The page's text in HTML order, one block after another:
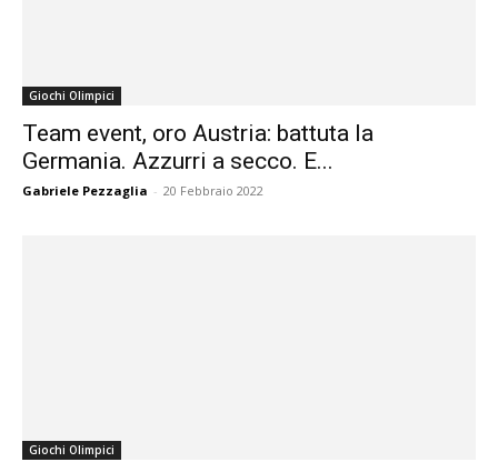
Giochi Olimpici
Team event, oro Austria: battuta la
Germania. Azzurri a secco. E...
Gabriele Pezzaglia - 20 Febbraio 2022
Giochi Olimpici